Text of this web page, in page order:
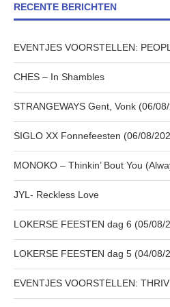
RECENTE BERICHTEN
EVENTJES VOORSTELLEN:
CHES – In Shambles
STRANGEWAYS Gent, Vonk (06/
SIGLO XX Fonnefeesten (06/08/
MONOKO – Thinkin’ Bout You
JYL- Reckless Love
LOKERSE FEESTEN dag 6 (05/08/
LOKERSE FEESTEN dag 5 (04/08/
EVENTJES VOORSTELLEN: